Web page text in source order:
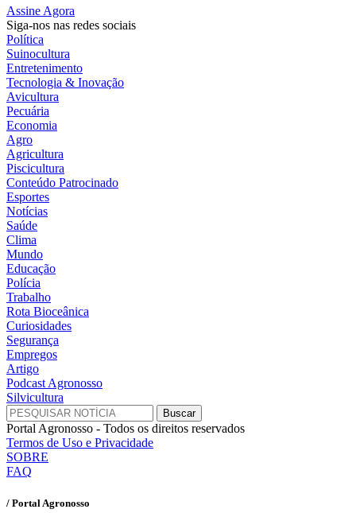
Assine Agora
Siga-nos nas redes sociais
Política
Suinocultura
Entretenimento
Tecnologia & Inovação
Avicultura
Pecuária
Economia
Agro
Agricultura
Piscicultura
Conteúdo Patrocinado
Esportes
Notícias
Saúde
Clima
Mundo
Educação
Polícia
Trabalho
Rota Bioceânica
Curiosidades
Segurança
Empregos
Artigo
Podcast Agronosso
Silvicultura
Portal Agronosso - Todos os direitos reservados
Termos de Uso e Privacidade
SOBRE
FAQ
/ Portal Agronosso